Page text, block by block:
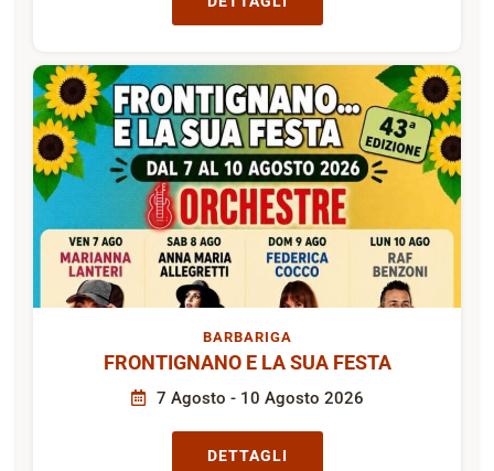
BARBARIGA
FRONTIGNANO E LA SUA FESTA
7 Agosto - 10 Agosto 2026
DETTAGLI